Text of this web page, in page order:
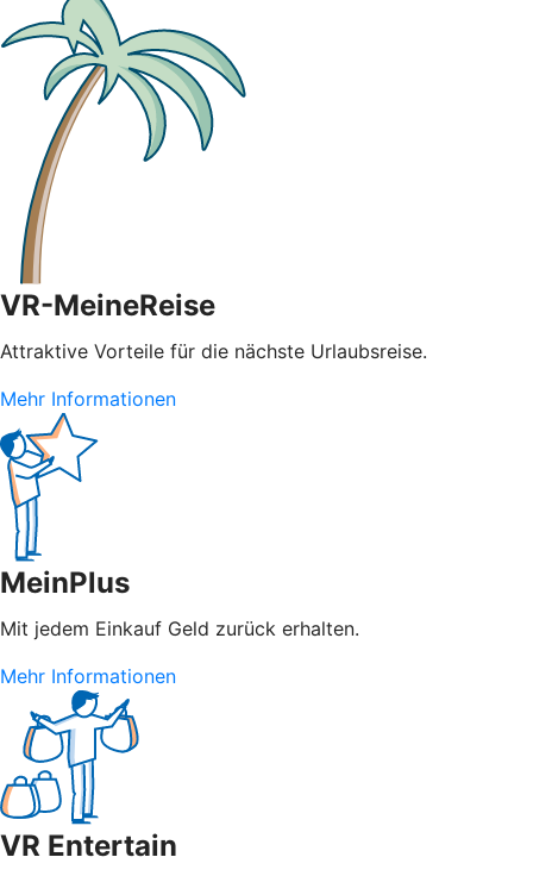
VR-MeineReise
Attraktive Vorteile für die nächste Urlaubsreise.
Mehr Informationen
MeinPlus
Mit jedem Einkauf Geld zurück erhalten.
Mehr Informationen
VR Entertain